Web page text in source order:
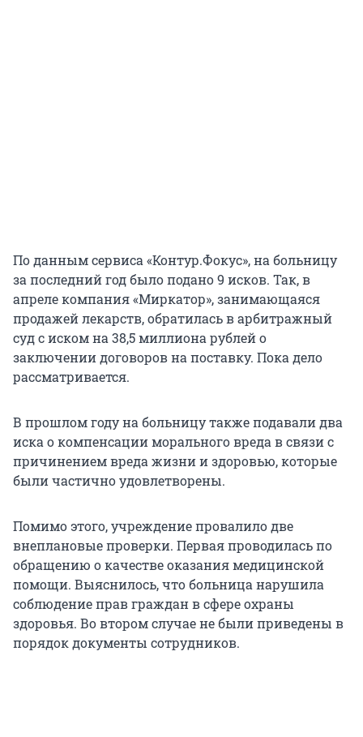
По данным сервиса «Контур.Фокус», на больницу
за последний год было подано 9 исков. Так, в
апреле компания «Миркатор», занимающаяся
продажей лекарств, обратилась в арбитражный
суд с иском на 38,5 миллиона рублей о
заключении договоров на поставку. Пока дело
рассматривается.
В прошлом году на больницу также подавали два
иска о компенсации морального вреда в связи с
причинением вреда жизни и здоровью, которые
были частично удовлетворены.
Помимо этого, учреждение провалило две
внеплановые проверки. Первая проводилась по
обращению о качестве оказания медицинской
помощи. Выяснилось, что больница нарушила
соблюдение прав граждан в сфере охраны
здоровья. Во втором случае не были приведены в
порядок документы сотрудников.